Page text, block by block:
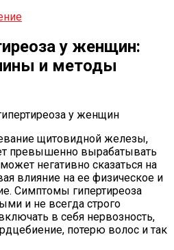
у женщин:
и методы
щитовидной железы,
превышенно вырабатывать
негативно сказаться на
влияние на ее физическое и
Симптомы гипертиреоза
и не всегда строго
в себя нервозность,
потерю волос и так